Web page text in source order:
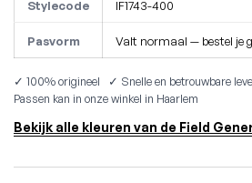
Stylecode IF1743-400
Pasvorm Valt normaal — bestel je
✓ 100% origineel ✓ Snelle en betrouwbare
Passen kan in onze winkel in Haarlem
Bekijk alle kleuren van de Field